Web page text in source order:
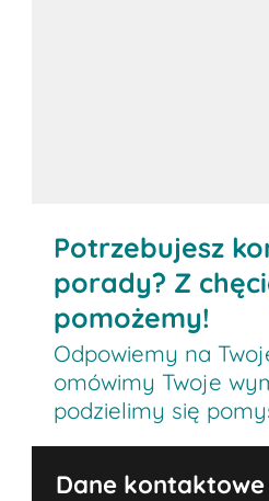
Potrzebujesz
porady? Z
pomożemy!
Odpowiemy na
omówimy Twoje
podzielimy się
Dane kontaktowe